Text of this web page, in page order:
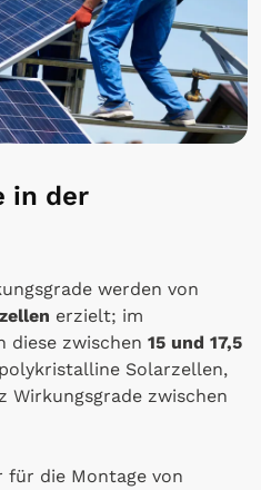
in der
werden von
erzielt; im
diese zwischen 15 und 17,5
Solarzellen,
Wirkungsgrade zwischen
für die Montage von